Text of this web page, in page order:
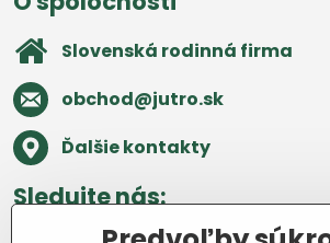
Slovenská rodinná firma
obchod​@jutro​.sk
Ďalšie kontakty
Sledujte nás: